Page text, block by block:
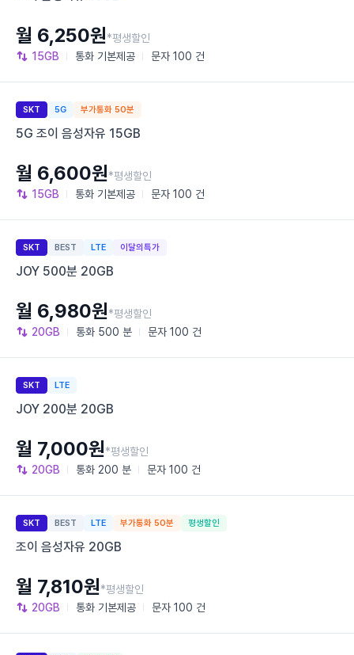
15GB 통화 기본제공 문자 100 건
월 6,250원*평생할인
SKT 5G 부가통화 50분
5G 조이 음성자유 15GB
15GB 통화 기본제공 문자 100 건
월 6,600원*평생할인
SKT BEST LTE 이달의특가
JOY 500분 20GB
20GB 통화 500 분 문자 100 건
월 6,980원*평생할인
SKT LTE
JOY 200분 20GB
20GB 통화 200 분 문자 100 건
월 7,000원*평생할인
SKT BEST LTE 부가통화 50분 평생할인
조이 음성자유 20GB
20GB 통화 기본제공 문자 100 건
월 7,810원*평생할인